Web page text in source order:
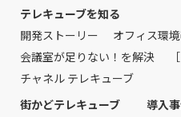
テレキューブを知る
開発ストーリー
オフィス環
会議室が足りない！を解決
チャネル テレキューブ
街かどテレキューブ
導入